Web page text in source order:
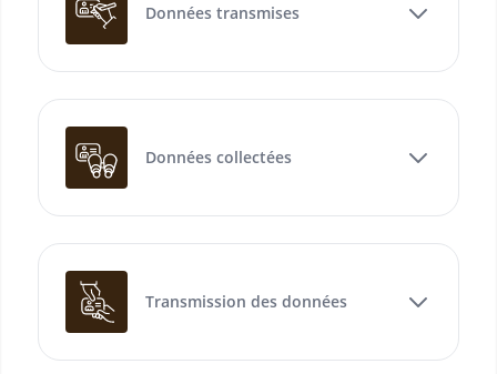
Données transmises
Données collectées
Transmission des données